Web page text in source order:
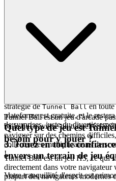
2. Un plaisir honnête : la
Imaginez un espace où le seul
une véritable hospitalité, un
réellement gratuit. Contrairement
cachés, de monétisation
croyons en un plaisir transparent
envers le jeu pur, sans la
ou des demandes voilées.
stratégie deTunnel Ballen toute
plateforme est gratuite, et le
de surprises, juste du
3. Jouez en toute
envers un terrain de jeu
Votre tranquillité d'esprit est
Tunnel Ball est un jeu d'arcade
balle qui traverse un tunnel
naviguer sur des chemins
collecter des multiplicateurs de
!
Quel type de jeu est
besoin pour y jouer ?
Tunnel Ball est un jeu H5, ce qui
directement dans votre
plupart des navigateurs